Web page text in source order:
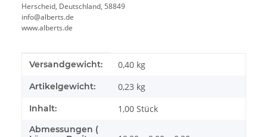
Herscheid, Deutschland, 58849
info@alberts.de
www.alberts.de
Produkteigenschaft
Wert
Versandgewicht: 0,40 kg
Artikelgewicht: 0,23 kg
Inhalt: 1,00 Stück
Abmessungen (